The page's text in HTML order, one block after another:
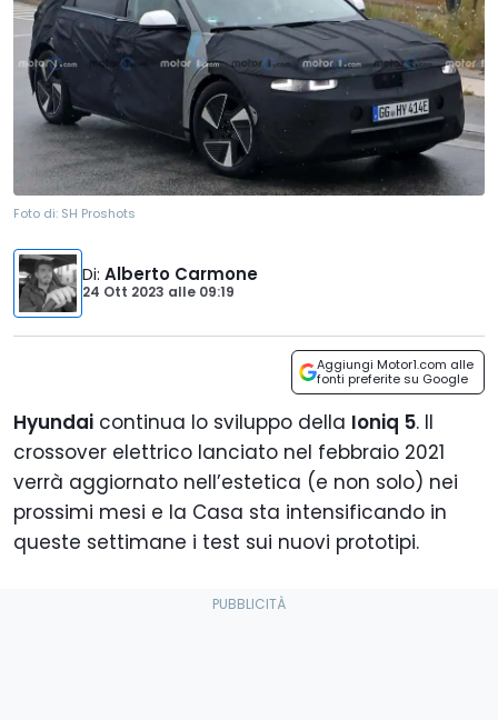
Foto di: SH Proshots
Di: Alberto Carmone
24 Ott 2023 alle 09:19
Aggiungi Motor1.com alle
fonti preferite su Google
Hyundai continua lo sviluppo della Ioniq 5. Il
crossover elettrico lanciato nel febbraio 2021
verrà aggiornato nell’estetica (e non solo) nei
prossimi mesi e la Casa sta intensificando in
queste settimane i test sui nuovi prototipi.